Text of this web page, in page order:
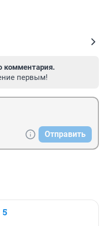
комментария.
первым!
Отправить